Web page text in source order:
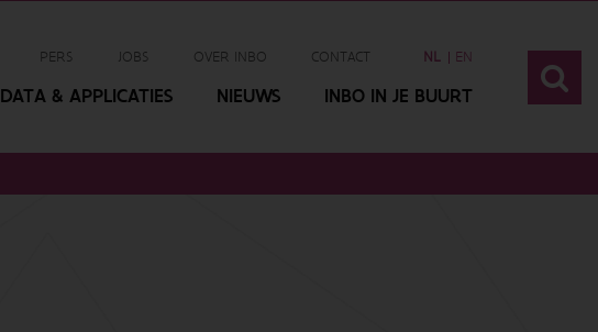
PERS JOBS OVER INBO CONTACT NL EN
DATA & APPLICATIES NIEUWS INBO IN JE BUURT